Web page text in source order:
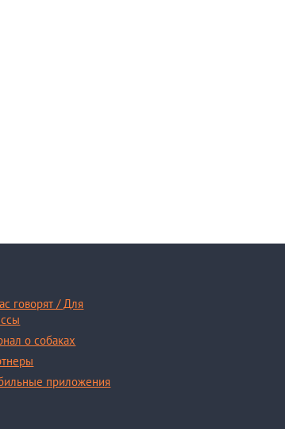
говорят / Для
о собаках
приложения